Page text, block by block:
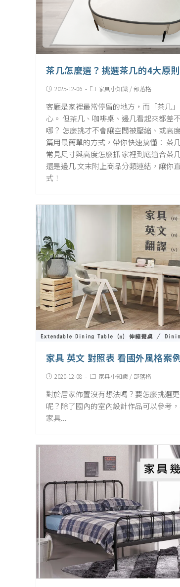
茶几怎麼選？挑選茶几的4大原則
Post2025-12-06
Post家具小知識 / 部落格
客廳是家裡最常停留的地方，而「茶几
心。 但茶几、咖啡桌、邊几看起來都差
哪？ 怎麼挑才不會讓空間被壓縮、或高
篇用最簡單的方式，帶你快速搞懂： 茶
常見尺寸與高度怎麼抓 家裡到底適合茶
還是邊几 文末附上商品分類連結，讓你
式！
家具 英文 對照表 看國外風格案
Post2020-12-08
Post家具小知識 / 部落格
對於居家佈置沒有想法嗎？要怎麼挑選
呢？除了國內的室內設計作品可以參考
家具...